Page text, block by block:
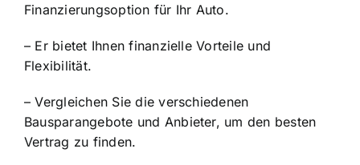
Finanzierungsoption für Ihr Auto.
– Er bietet Ihnen finanzielle Vorteile und
Flexibilität.
– Vergleichen Sie die verschiedenen
Bausparangebote und Anbieter, um den besten
Vertrag zu finden.